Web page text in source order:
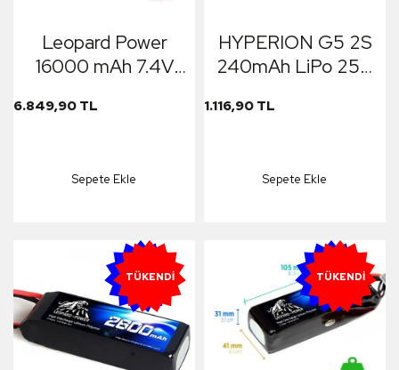
Leopard Power
16000 mAh 7.4V
UAV/Multirotor/Drone
Batarya Pil
6.849,90 TL
Sepete Ekle
HYPERION G5 2S
240mAh LiPo 25C
(4.2V)
1.116,90 TL
Sepete Ekle
YENI
TÜKENDI YENI
TÜKENDI